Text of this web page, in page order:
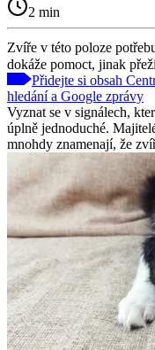
2 min
Zvíře v této poloze
dokáže pomoct, jinak
Přidejte si obsah
hledání a Google zprávy
Vyznat se v signálech,
úplně jednoduché.
mnohdy znamenají, že